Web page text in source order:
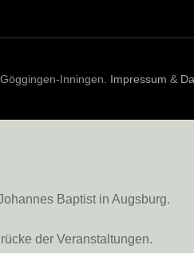
Inningen. Impressum &
Baptist in Augsburg.
der Veranstaltungen.